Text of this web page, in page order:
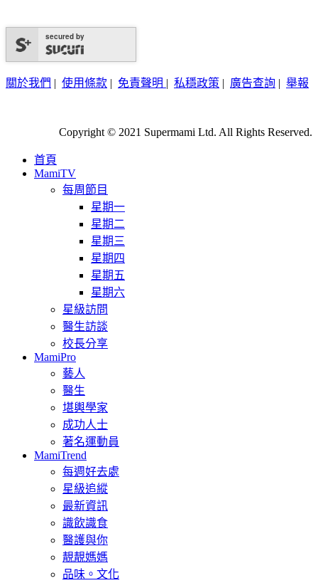
secured by
關於我們 | 使用條款 | 免責聲明 | 私穩政策 | 廣告查詢 | 舉報
Copyright © 2021 Supermami Ltd. All Rights Reserved.
首頁
MamiTV
每周節目
星期一
星期二
星期三
星期四
星期五
星期六
星級訪問
醫生訪談
校長分享
MamiPro
藝人
醫生
堪輿學家
成功人士
著名運動員
MamiTrend
每週好去處
星級追縱
最新資訊
識飲識食
醫護與你
靚靚媽媽
品味。文化